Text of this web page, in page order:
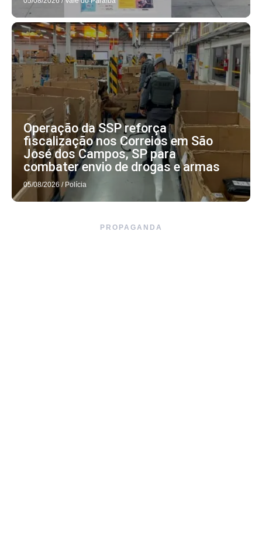
Operação da SSP reforça
fiscalização nos Correios em São
José dos Campos, SP para
combater envio de drogas e armas
05/08/2026 / Polícia
PROPAGANDA